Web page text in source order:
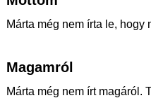
Márta még nem írta le, hogy
Magamról
Márta még nem írt magáról.